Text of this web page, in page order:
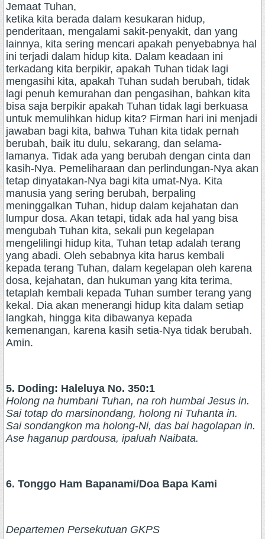
Jemaat Tuhan,
ketika kita berada dalam kesukaran hidup,
penderitaan, mengalami sakit-penyakit, dan yang
lainnya, kita sering mencari apakah penyebabnya hal
ini terjadi dalam hidup kita. Dalam keadaan ini
terkadang kita berpikir, apakah Tuhan tidak lagi
mengasihi kita, apakah Tuhan sudah berubah, tidak
lagi penuh kemurahan dan pengasihan, bahkan kita
bisa saja berpikir apakah Tuhan tidak lagi berkuasa
untuk memulihkan hidup kita? Firman hari ini menjadi
jawaban bagi kita, bahwa Tuhan kita tidak pernah
berubah, baik itu dulu, sekarang, dan selama-
lamanya. Tidak ada yang berubah dengan cinta dan
kasih-Nya. Pemeliharaan dan perlindungan-Nya akan
tetap dinyatakan-Nya bagi kita umat-Nya. Kita
manusia yang sering berubah, berpaling
meninggalkan Tuhan, hidup dalam kejahatan dan
lumpur dosa. Akan tetapi, tidak ada hal yang bisa
mengubah Tuhan kita, sekali pun kegelapan
mengelilingi hidup kita, Tuhan tetap adalah terang
yang abadi. Oleh sebabnya kita harus kembali
kepada terang Tuhan, dalam kegelapan oleh karena
dosa, kejahatan, dan hukuman yang kita terima,
tetaplah kembali kepada Tuhan sumber terang yang
kekal. Dia akan menerangi hidup kita dalam setiap
langkah, hingga kita dibawanya kepada
kemenangan, karena kasih setia-Nya tidak berubah.
Amin.
5. Doding: Haleluya No. 350:1
Holong na humbani Tuhan, na roh humbai Jesus in.
Sai totap do marsinondang, holong ni Tuhanta in.
Sai sondangkon ma holong-Ni, das bai hagolapan in.
Ase haganup pardousa, ipaluah Naibata.
6. Tonggo Ham Bapanami/Doa Bapa Kami
Departemen Persekutuan GKPS